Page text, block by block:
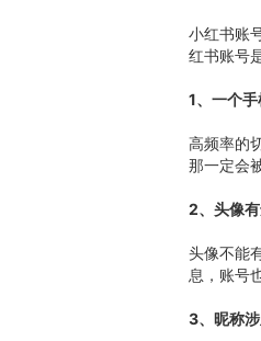
小红书账
红书账号
1、一个
高频率的
那一定会
2、头像
头像不能
息，账号
3、昵称